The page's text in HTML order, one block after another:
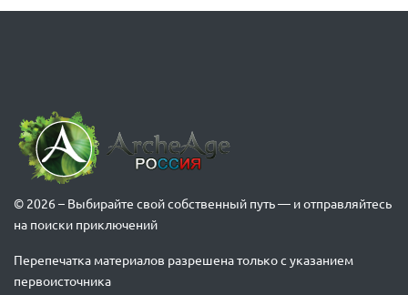
© 2026 – Выбирайте свой собственный путь — и отправляйтесь
на поиски приключений
Перепечатка материалов разрешена только с указанием
первоисточника